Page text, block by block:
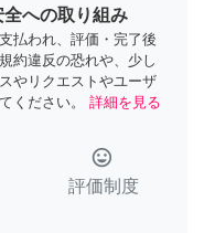
への取り組み
払われ、評価・完了後
約違反の恐れや、少し
やリクエストやユーザ
ください。
詳細を見る
tag_faces
評価制度